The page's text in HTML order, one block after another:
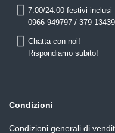
7:00/24:00 festivi inclusi
0966 949797 / 379
Chatta con noi!
Rispondiamo subito!
Condizioni
Condizioni generali di